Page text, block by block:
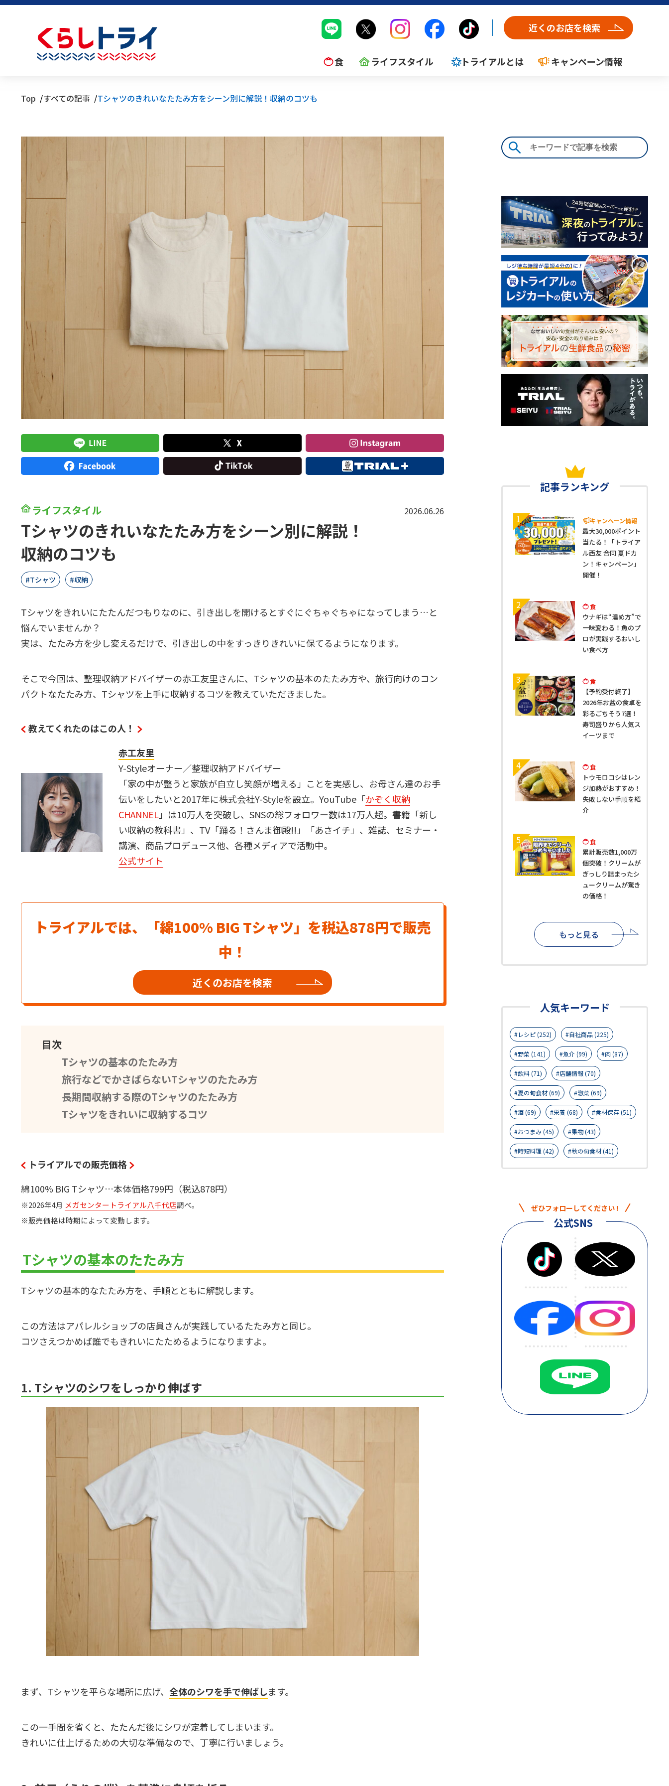
近くのお店を検索
食 ライフスタイル トライアルとは キャンペーン情報
Top すべての記事 Tシャツのきれいなたたみ方をシーン別に解説！収納のコツも
ライフスタイル 2026.06.26
Tシャツのきれいなたたみ方をシーン別に解説！
収納のコツも
Tシャツ 収納
Tシャツをきれいにたたんだつもりなのに、引き出しを開けるとすぐにぐちゃぐちゃになってしまう…と
悩んでいませんか？
実は、たたみ方を少し変えるだけで、引き出しの中をすっきりきれいに保てるようになります。
そこで今回は、整理収納アドバイザーの赤工友里さんに、Tシャツの基本のたたみ方や、旅行向けのコン
パクトなたたみ方、Tシャツを上手に収納するコツを教えていただきました。
教えてくれたのはこの人！
赤工友里
Y-Styleオーナー／整理収納アドバイザー
「家の中が整うと家族が自立し笑顔が増える」ことを実感し、お母さん達のお手
伝いをしたいと2017年に株式会社Y-Styleを設立。YouTube「かぞく収納
CHANNEL」は10万人を突破し、SNSの総フォロワー数は17万人超。書籍「新し
い収納の教科書」、TV「踊る！さんま御殿!!」「あさイチ」、雑誌、セミナー・
講演、商品プロデュース他、各種メディアで活動中。
公式サイト
トライアルでは、「綿100% BIG Tシャツ」を税込878円で販売
中！
近くのお店を検索
目次
Tシャツの基本のたたみ方
旅行などでかさばらないTシャツのたたみ方
長期間収納する際のTシャツのたたみ方
Tシャツをきれいに収納するコツ
トライアルでの販売価格
綿100% BIG Tシャツ…本体価格799円（税込878円）
※2026年4月 メガセンタートライアル八千代店調べ。
※販売価格は時期によって変動します。
Tシャツの基本のたたみ方
Tシャツの基本的なたたみ方を、手順とともに解説します。
この方法はアパレルショップの店員さんが実践しているたたみ方と同じ。
コツさえつかめば誰でもきれいにたためるようになりますよ。
1. Tシャツのシワをしっかり伸ばす
まず、Tシャツを平らな場所に広げ、 全体のシワを手で伸ばします。
この一手間を省くと、たたんだ後にシワが定着してしまいます。
きれいに仕上げるための大切な準備なので、丁寧に行いましょう。
記事ランキング
1 キャンペーン情報
最大30,000ポイント
当たる！「トライア
ル西友 合同 夏ドカ
ン！キャンペーン」
開催！
2 食
ウナギは“温め方”で
一味変わる！魚のプ
ロが実践するおいし
い食べ方
3 食
【予約受付終了】
2026年お盆の食卓を
彩るごちそう7選！
寿司盛りから人気ス
イーツまで
4 食
トウモロコシはレン
ジ加熱がおすすめ！
失敗しない手順を紹
介
5 食
累計販売数1,000万
個突破！クリームが
ぎっしり詰まったシ
ュークリームが驚き
の価格！
もっと見る
人気キーワード
レシピ (252) 自社商品 (225)
野菜 (141) 魚介 (99) 肉 (87)
飲料 (71) 店舗情報 (70)
夏の旬食材 (69) 惣菜 (69)
酒 (69) 栄養 (68) 食材保存 (51)
おつまみ (45) 果物 (43)
時短料理 (42) 秋の旬食材 (41)
ぜひフォローしてください !
公式SNS